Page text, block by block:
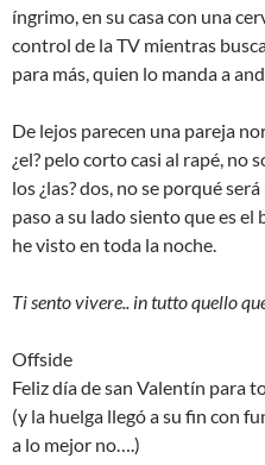
íngrimo, en su casa con una
control de la TV mientras
para más, quien lo manda a
De lejos parecen una pareja
¿el? pelo corto casi al rapé, no
los ¿las? dos, no se porqué
paso a su lado siento que es el
he visto en toda la noche.
Ti sento vivere.. in tutto quello
Offside
Feliz día de san Valentín para
(y la huelga llegó a su fin con
a lo mejor no….)